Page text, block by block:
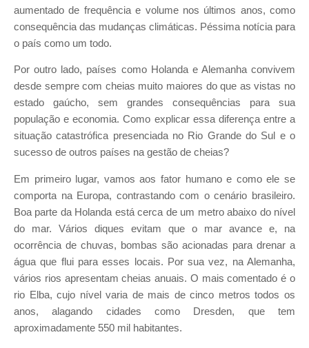
aumentado de frequência e volume nos últimos anos, como
consequência das mudanças climáticas. Péssima notícia para
o país como um todo.
Por outro lado, países como Holanda e Alemanha convivem
desde sempre com cheias muito maiores do que as vistas no
estado gaúcho, sem grandes consequências para sua
população e economia. Como explicar essa diferença entre a
situação catastrófica presenciada no Rio Grande do Sul e o
sucesso de outros países na gestão de cheias?
Em primeiro lugar, vamos aos fator humano e como ele se
comporta na Europa, contrastando com o cenário brasileiro.
Boa parte da Holanda está cerca de um metro abaixo do nível
do mar. Vários diques evitam que o mar avance e, na
ocorrência de chuvas, bombas são acionadas para drenar a
água que flui para esses locais. Por sua vez, na Alemanha,
vários rios apresentam cheias anuais. O mais comentado é o
rio Elba, cujo nível varia de mais de cinco metros todos os
anos, alagando cidades como Dresden, que tem
aproximadamente 550 mil habitantes.